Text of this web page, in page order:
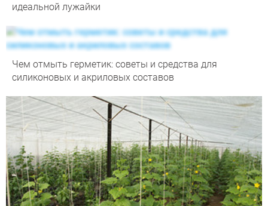
идеальной лужайки
Чем отмыть герметик: советы и средства для
силиконовых и акриловых составов